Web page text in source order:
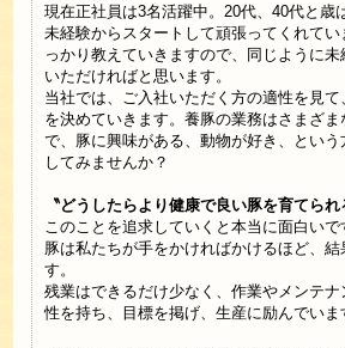
現在正社員は3名活躍中。20代、40代と歳
未経験からスタートして頑張ってくれてい
っかり教えていきますので、同じように
いただければと思います。
当社では、ご入社いただく方の適性を見
を決めていきます。養豚の業務はさまざ
で、豚に興味がある、動物が好き、とい
してみませんか？
〝どうしたらより健康で良い豚を育てられ
このことを追求していくと本当に面白いで
豚は私たちが手をかければかけるほど、結
す。
残業はできるだけ少なく、作業やメンテ
性を持ち、目標を掲げ、生産に励んでいま